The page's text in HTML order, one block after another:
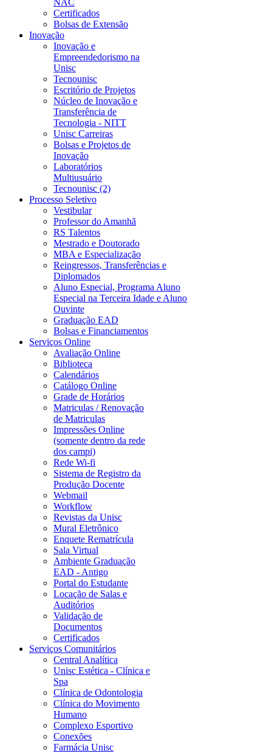
NAC
Certificados
Bolsas de Extensão
Inovação
Inovação e
Empreendedorismo na
Unisc
Tecnounisc
Escritório de Projetos
Núcleo de Inovação e
Transferência de
Tecnologia - NITT
Unisc Carreiras
Bolsas e Projetos de
Inovação
Laboratórios
Multiusuário
Tecnounisc (2)
Processo Seletivo
Vestibular
Professor do Amanhã
RS Talentos
Mestrado e Doutorado
MBA e Especialização
Reingressos, Transferências e
Diplomados
Aluno Especial, Programa Aluno
Especial na Terceira Idade e Aluno
Ouvinte
Graduação EAD
Bolsas e Financiamentos
Serviços Online
Avaliação Online
Biblioteca
Calendários
Catálogo Online
Grade de Horários
Matriculas / Renovação
de Matriculas
Impressões Online
(somente dentro da rede
dos campi)
Rede Wi-fi
Sistema de Registro da
Produção Docente
Webmail
Workflow
Revistas da Unisc
Mural Eletrônico
Enquete Rematrícula
Sala Virtual
Ambiente Graduação
EAD - Antigo
Portal do Estudante
Locação de Salas e
Auditórios
Validação de
Documentos
Certificados
Serviços Comunitários
Central Analítica
Unisc Estética - Clínica e
Spa
Clínica de Odontologia
Clínica do Movimento
Humano
Complexo Esportivo
Conexões
Farmácia Unisc